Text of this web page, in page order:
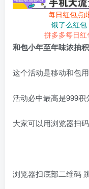
每日红包点
饿了么红包
拼多多每日红
和包小年至年味浓抽
这个活动是移动和包
活动必中最高是999
大家可以用浏览器扫
浏览器扫底部二维码